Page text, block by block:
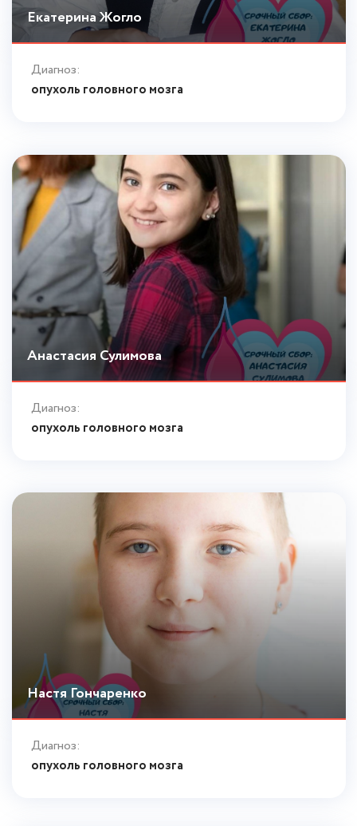
Екатерина Жогло
Диагноз:
опухоль головного мозга
Анастасия Сулимова
Диагноз:
опухоль головного мозга
Настя Гончаренко
Диагноз:
опухоль головного мозга